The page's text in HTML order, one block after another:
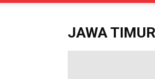
JAWA TIMUR